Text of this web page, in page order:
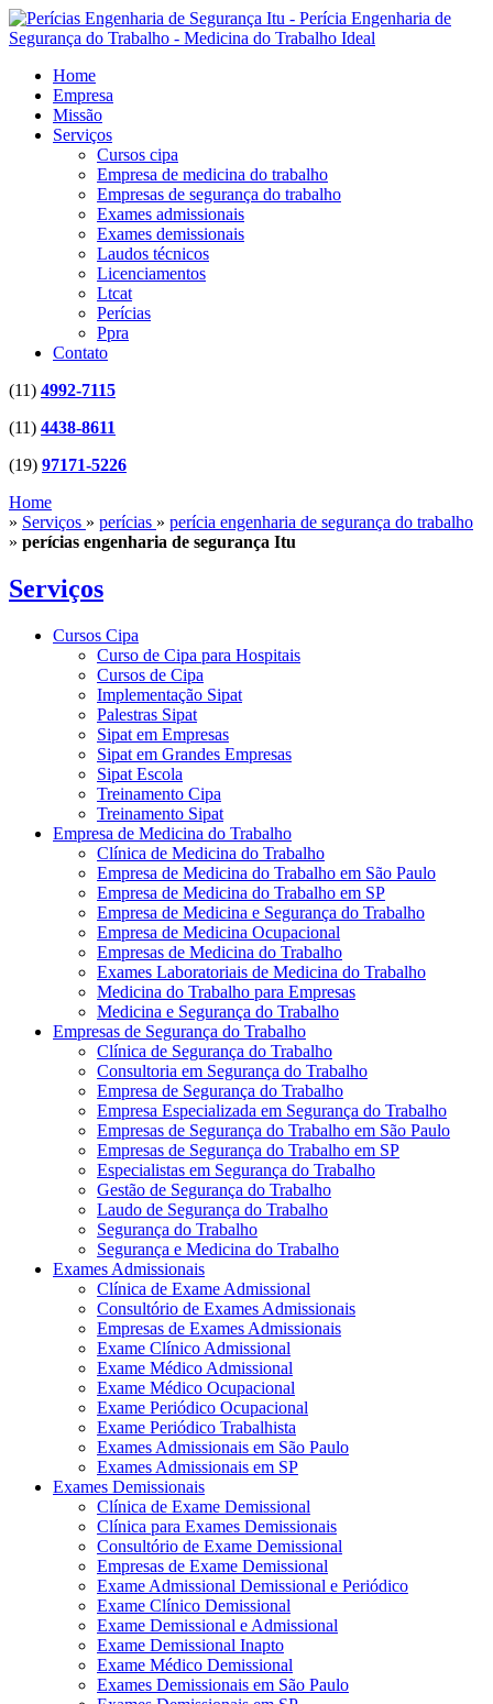
Home
Empresa
Missão
Serviços
Cursos cipa
Empresa de medicina do trabalho
Empresas de segurança do trabalho
Exames admissionais
Exames demissionais
Laudos técnicos
Licenciamentos
Ltcat
Perícias
Ppra
Contato
(11) 4992-7115
(11) 4438-8611
(19) 97171-5226
Home
» Serviços » perícias » perícia engenharia de segurança do trabalho
» perícias engenharia de segurança Itu
Serviços
Cursos Cipa
Curso de Cipa para Hospitais
Cursos de Cipa
Implementação Sipat
Palestras Sipat
Sipat em Empresas
Sipat em Grandes Empresas
Sipat Escola
Treinamento Cipa
Treinamento Sipat
Empresa de Medicina do Trabalho
Clínica de Medicina do Trabalho
Empresa de Medicina do Trabalho em São Paulo
Empresa de Medicina do Trabalho em SP
Empresa de Medicina e Segurança do Trabalho
Empresa de Medicina Ocupacional
Empresas de Medicina do Trabalho
Exames Laboratoriais de Medicina do Trabalho
Medicina do Trabalho para Empresas
Medicina e Segurança do Trabalho
Empresas de Segurança do Trabalho
Clínica de Segurança do Trabalho
Consultoria em Segurança do Trabalho
Empresa de Segurança do Trabalho
Empresa Especializada em Segurança do Trabalho
Empresas de Segurança do Trabalho em São Paulo
Empresas de Segurança do Trabalho em SP
Especialistas em Segurança do Trabalho
Gestão de Segurança do Trabalho
Laudo de Segurança do Trabalho
Segurança do Trabalho
Segurança e Medicina do Trabalho
Exames Admissionais
Clínica de Exame Admissional
Consultório de Exames Admissionais
Empresas de Exames Admissionais
Exame Clínico Admissional
Exame Médico Admissional
Exame Médico Ocupacional
Exame Periódico Ocupacional
Exame Periódico Trabalhista
Exames Admissionais em São Paulo
Exames Admissionais em SP
Exames Demissionais
Clínica de Exame Demissional
Clínica para Exames Demissionais
Consultório de Exame Demissional
Empresas de Exame Demissional
Exame Admissional Demissional e Periódico
Exame Clínico Demissional
Exame Demissional e Admissional
Exame Demissional Inapto
Exame Médico Demissional
Exames Demissionais em São Paulo